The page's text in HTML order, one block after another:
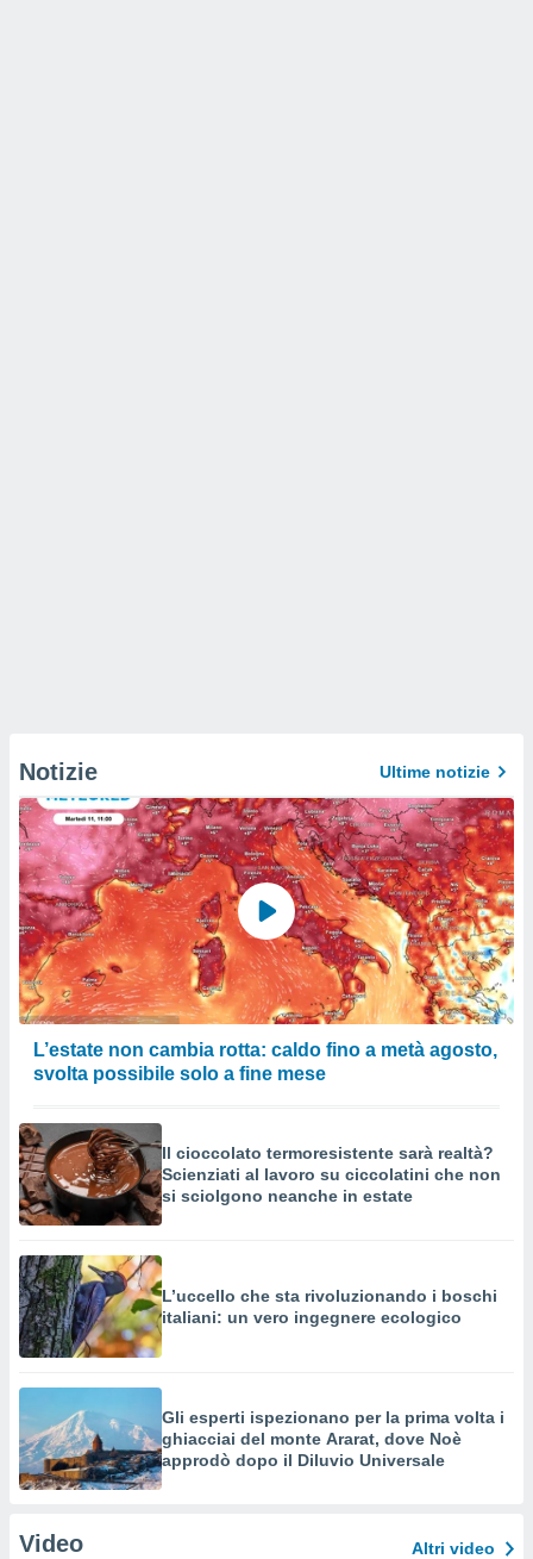
Notizie Ultime notizie
L’estate non cambia rotta: caldo fino a metà agosto,
svolta possibile solo a fine mese
Il cioccolato termoresistente sarà realtà?
Scienziati al lavoro su ciccolatini che non
si sciolgono neanche in estate
L’uccello che sta rivoluzionando i boschi
italiani: un vero ingegnere ecologico
Gli esperti ispezionano per la prima volta i
ghiacciai del monte Ararat, dove Noè
approdò dopo il Diluvio Universale
Video Altri video